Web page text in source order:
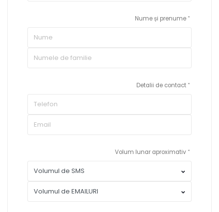
Nume și prenume
Detalii de contact
Volum lunar aproximativ